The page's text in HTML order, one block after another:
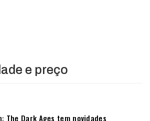
e preço
The Dark Ages tem novidades